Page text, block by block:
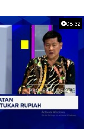
08:32